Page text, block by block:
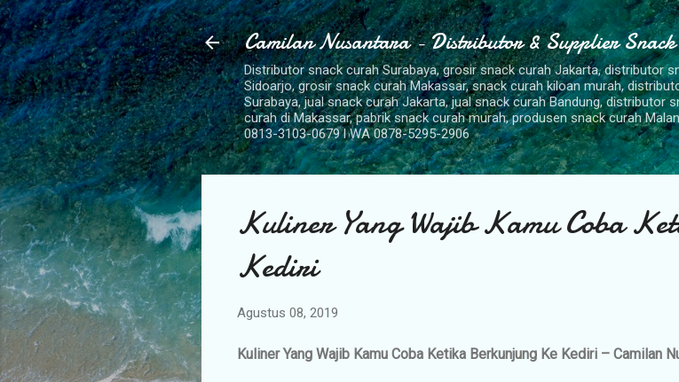
Langsung ke konten utama
Camilan Nusantara - Distributor & Supplier Snack
Distributor snack curah Surabaya, grosir snack curah Jakarta, distributor
Sidoarjo, grosir snack curah Makassar, snack curah kiloan murah,
Surabaya, jual snack curah Jakarta, jual snack curah Bandung, distributor
curah di Makassar, pabrik snack curah murah, produsen snack curah
0813-3103-0679 l WA 0878-5295-2906
Kuliner Yang Wajib Kamu Coba
Kediri
Agustus 08, 2019
Kuliner Yang Wajib Kamu Coba Ketika Berkunjung Ke Kediri – Camilan